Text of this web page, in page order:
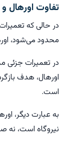
تفاوت اورهال
در حالی که
محدود می‌شود،
در تعمیرات جزئی
اورهال، هدف
است.
به عبارت دیگر،
نیروگاه است، نه